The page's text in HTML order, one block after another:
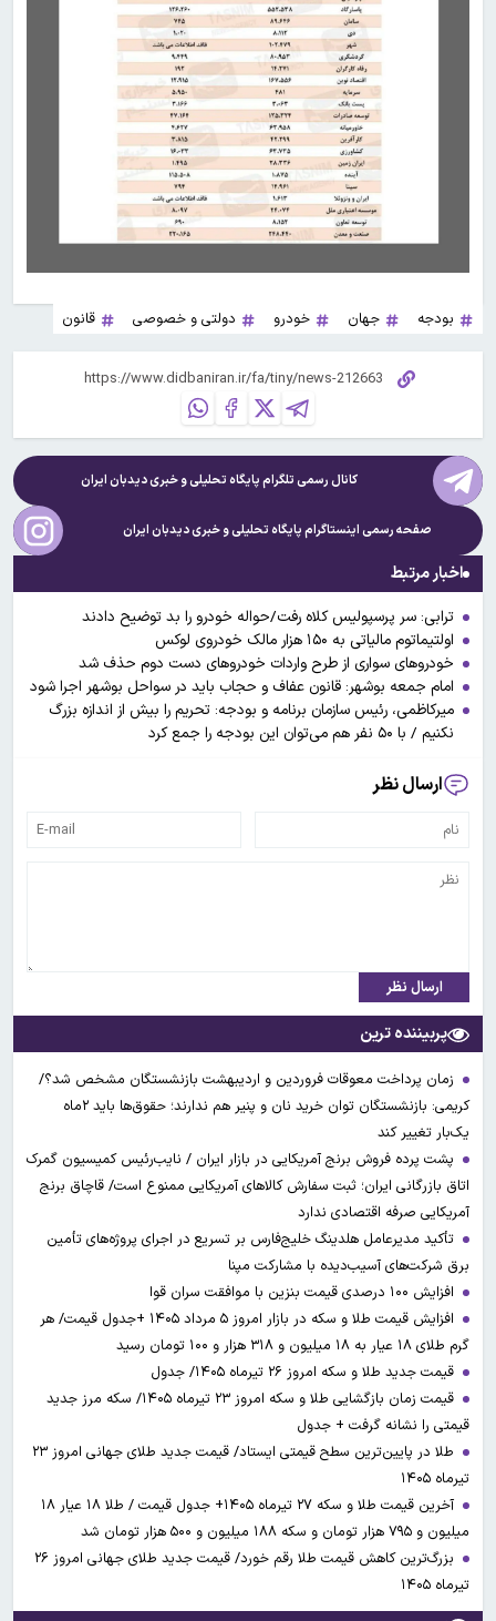
بودجه جهان خودرو دولتی و خصوصی قانون
کانال رسمی تلگرام پایگاه تحلیلی و خبریدیدبان ایران
صفحه رسمی اینستاگرام پایگاه تحلیلی و خبریدیدبان ایران
اخبار مرتبط
ترابی: سر پرسپولیس کلاه رفت/حواله خودرو را بد توضیح دادند
اولتیماتوم مالیاتی به ۱۵۰ هزار مالک خودروی لوکس
خودرو‌های سواری از طرح واردات خودرو‌های دست دوم حذف شد
امام جمعه بوشهر: قانون عفاف و حجاب باید در سواحل بوشهر اجرا شود
میرکاظمی، رئیس سازمان برنامه و بودجه: تحریم را بیش از اندازه بزرگ
نکنیم / با ۵۰ نفر هم می‌توان این بودجه را جمع کرد
ارسال نظر
ارسال نظر
پربیننده ترین
زمان پرداخت معوقات فروردین و اردیبهشت بازنشستگان مشخص شد؟/
کریمی: بازنشستگان توان خرید نان و پنیر هم ندارند؛ حقوق‌ها باید ۲ماه
یک‌بار تغییر کند
پشت پرده فروش برنج آمریکایی در بازار ایران / نایب‌رئیس کمیسیون گمرک
اتاق بازرگانی ایران؛ ثبت سفارش کالاهای آمریکایی ممنوع است/ قاچاق برنج
آمریکایی صرفه اقتصادی ندارد
تأکید مدیرعامل هلدینگ خلیج‌فارس بر تسریع در اجرای پروژه‌های تأمین
برق شرکت‌های آسیب‌دیده با مشارکت مپنا
افزایش ۱۰۰ درصدی قیمت بنزین با موافقت سران قوا
افزایش قیمت طلا و سکه در بازار امروز ۵ مرداد ۱۴۰۵ +جدول قیمت/ هر
گرم طلای ۱۸ عیار به ۱۸ میلیون و ۳۱۸ هزار و ۱۰۰ تومان رسید
قیمت جدید طلا و سکه امروز ۲۶ تیرماه ۱۴۰۵/ جدول
قیمت زمان بازگشایی طلا و سکه امروز ۲۳ تیرماه ۱۴۰۵/ سکه مرز جدید
قیمتی را نشانه گرفت + جدول
طلا در پایین‌ترین سطح قیمتی ایستاد/ قیمت جدید طلای جهانی امروز ۲۳
تیرماه ۱۴۰۵
آخرین قیمت طلا و سکه ۲۷ تیرماه ۱۴۰۵+ جدول قیمت / طلا ۱۸ عیار ۱۸
میلیون و ۷۹۵ هزار تومان و سکه ۱۸۸ میلیون و ۵۰۰ هزار تومان شد
بزرگ‌ترین کاهش قیمت طلا رقم خورد/ قیمت جدید طلای جهانی امروز ۲۶
تیرماه ۱۴۰۵